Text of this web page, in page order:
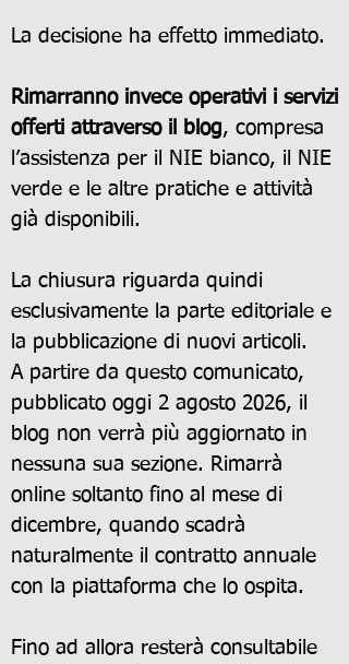
La decisione ha effetto immediato.
Rimarranno invece operativi i servizi
offerti attraverso il blog, compresa
l’assistenza per il NIE bianco, il NIE
verde e le altre pratiche e attività
già disponibili.
La chiusura riguarda quindi
esclusivamente la parte editoriale e
la pubblicazione di nuovi articoli.
A partire da questo comunicato,
pubblicato oggi 2 agosto 2026, il
blog non verrà più aggiornato in
nessuna sua sezione. Rimarrà
online soltanto fino al mese di
dicembre, quando scadrà
naturalmente il contratto annuale
con la piattaforma che lo ospita.
Fino ad allora resterà consultabile